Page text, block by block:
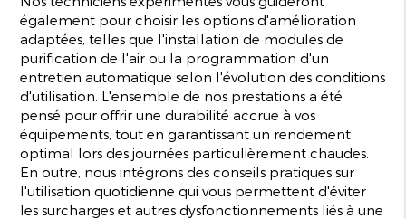
également pour choisir les options d'amélioration
adaptées, telles que l'installation de modules de
purification de l'air ou la programmation d'un
entretien automatique selon l'évolution des conditions
d'utilisation. L'ensemble de nos prestations a été
pensé pour offrir une durabilité accrue à vos
équipements, tout en garantissant un rendement
optimal lors des journées particulièrement chaudes.
En outre, nous intégrons des conseils pratiques sur
l'utilisation quotidienne qui vous permettent d'éviter
les surcharges et autres dysfonctionnements liés à une